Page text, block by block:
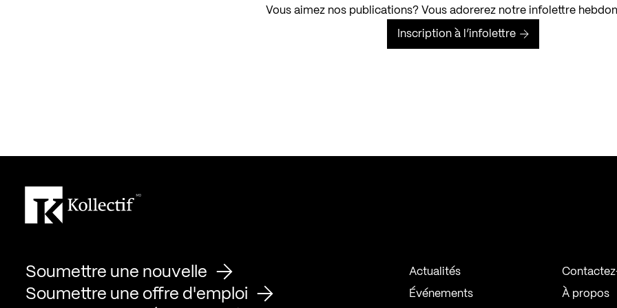
Vous aimez nos publications? Vous adorerez notre infolettre
Inscription à l’infolettre
Soumettre une nouvelle
Soumettre une offre d'emploi
Actualités
Événements À propos